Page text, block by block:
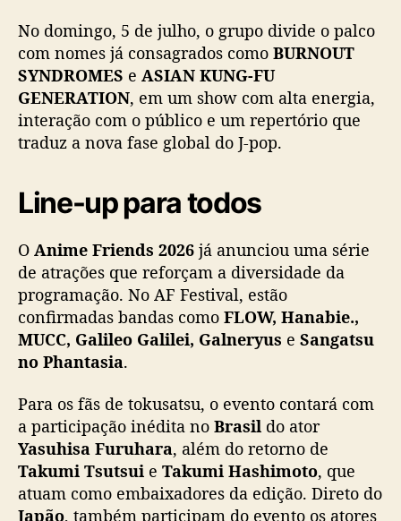
No domingo, 5 de julho, o grupo divide o palco
com nomes já consagrados como BURNOUT
SYNDROMES e ASIAN KUNG-FU
GENERATION, em um show com alta energia,
interação com o público e um repertório que
traduz a nova fase global do J-pop.
Line-up para todos
O Anime Friends 2026 já anunciou uma série
de atrações que reforçam a diversidade da
programação. No AF Festival, estão
confirmadas bandas como FLOW, Hanabie.,
MUCC, Galileo Galilei, Galneryus e Sangatsu
no Phantasia.
Para os fãs de tokusatsu, o evento contará com
a participação inédita no Brasil do ator
Yasuhisa Furuhara, além do retorno de
Takumi Tsutsui e Takumi Hashimoto, que
atuam como embaixadores da edição. Direto do
Japão, também participam do evento os atores